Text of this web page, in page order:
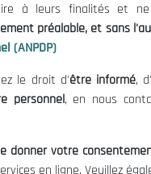
à leurs finalités et
préalable, et sans
(ANPDP)
le droit d'être informé, d'
personnel, en nous
donner votre
en ligne. Veuillez